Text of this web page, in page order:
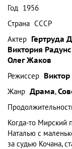
Год 1956
Страна СССР
Актер Гертруда
Виктория
Олег Жаков
Режиссер
Жанр Драма,
Когда-то Мирский
Наталью с
за судью Кочана,